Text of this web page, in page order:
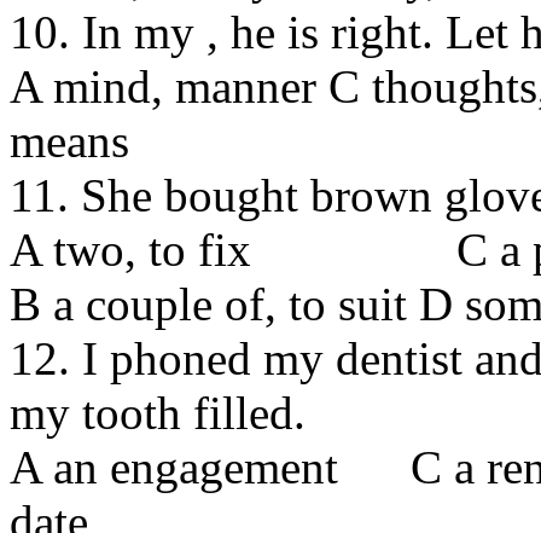
10. In my , he is right. Let
A mind, manner С
means
11. She bought brown
A two, to fix С a
В a couple of, to suit D
12. I phoned my dentist
my tooth filled.
A an engagement С a
date